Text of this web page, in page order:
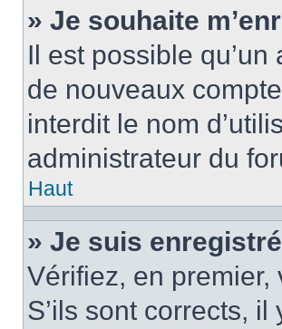
» Je souhaite
Il est possible
de nouveaux
interdit le nom
administrateur du
Haut
» Je suis
Vérifiez, en premier,
S’ils sont corrects,